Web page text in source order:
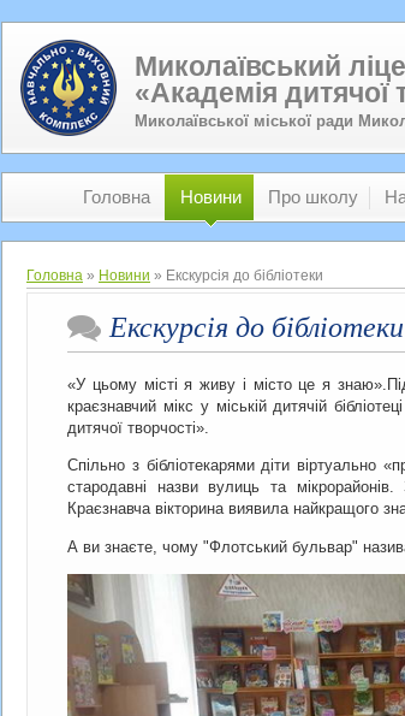
Миколаївський
«Академія дитячої
Миколаївської міської ради
Головна Новини Про школу
Головна » Новини » Екскурсія до бібліотеки
Екскурсія до бібліотеки
«У цьому місті я живу і місто це я
краєзнавчий мікс у міській дитячій
дитячої творчості».
Спільно з бібліотекарями діти віртуально
стародавні назви вулиць та
Краєзнавча вікторина виявила найкращого
А ви знаєте, чому "Флотський бульвар"